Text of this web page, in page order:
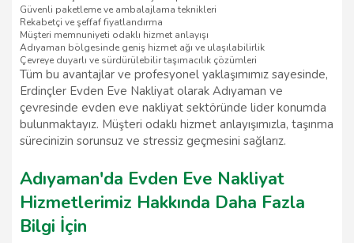
Güvenli paketleme ve ambalajlama teknikleri
Rekabetçi ve şeffaf fiyatlandırma
Müşteri memnuniyeti odaklı hizmet anlayışı
Adıyaman bölgesinde geniş hizmet ağı ve ulaşılabilirlik
Çevreye duyarlı ve sürdürülebilir taşımacılık çözümleri
Tüm bu avantajlar ve profesyonel yaklaşımımız sayesinde,
Erdinçler Evden Eve Nakliyat olarak Adıyaman ve
çevresinde evden eve nakliyat sektöründe lider konumda
bulunmaktayız. Müşteri odaklı hizmet anlayışımızla, taşınma
sürecinizin sorunsuz ve stressiz geçmesini sağlarız.
Adıyaman'da Evden Eve Nakliyat
Hizmetlerimiz Hakkında Daha Fazla
Bilgi İçin